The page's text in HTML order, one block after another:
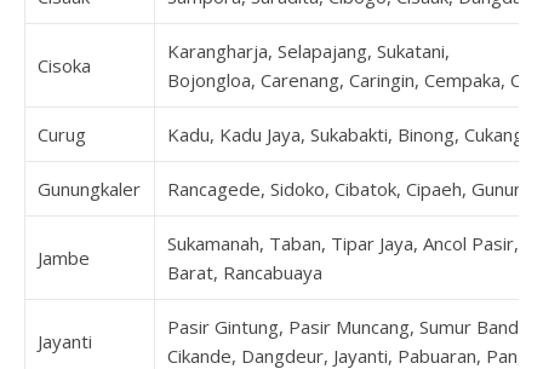
Cisoka
Karangharja, Selapajang, Sukatani,
Bojongloa, Carenang, Caringin, Cempaka,
Curug Kadu, Kadu Jaya, Sukabakti, Binong, Cukang
Gunungkaler Rancagede, Sidoko, Cibatok, Cipaeh,
Jambe
Sukamanah, Taban, Tipar Jaya, Ancol Pasir,
Barat, Rancabuaya
Jayanti
Pasir Gintung, Pasir Muncang, Sumur
Cikande, Dangdeur, Jayanti, Pabuaran,